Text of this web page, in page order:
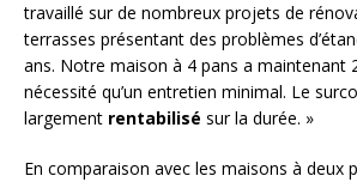
travaillé sur de nombreux projets de
terrasses présentant des problèmes
ans. Notre maison à 4 pans a maintenant
nécessité qu’un entretien minimal. Le
largement rentabilisé sur la durée. »
En comparaison avec les maisons à deux